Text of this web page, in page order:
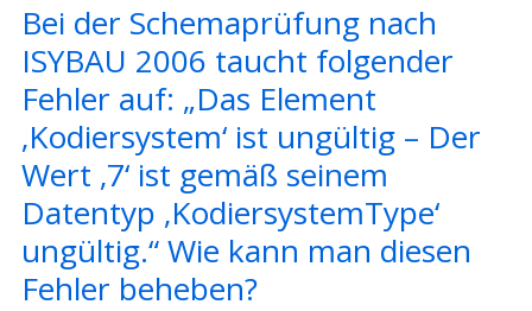
Bei der Schemaprüfung nach
ISYBAU 2006 taucht folgender
Fehler auf: „Das Element
‚Kodiersystem‘ ist ungültig – Der
Wert ‚7‘ ist gemäß seinem
Datentyp ‚KodiersystemType‘
ungültig.“ Wie kann man diesen
Fehler beheben?